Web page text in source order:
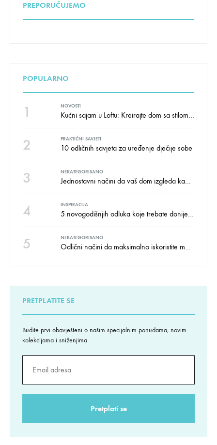
PREPORUČUJEMO
POPULARNO
1 NOVOSTI
Kućni sajam u Loftu: Kreirajte dom sa stilom i udobnošću uz velike uštede!
2 PRAKTIČNI SAVJETI
10 odličnih savjeta za uređenje dječije sobe
3 NEKATEGORISANO
Jednostavni načini da vaš dom izgleda kao salon namještaja
4 INSPIRACIJA
5 novogodišnjih odluka koje trebate donijeti u vezi izgleda doma
5 NEKATEGORISANO
Odlični načini da maksimalno iskoristite male prostore
PRETPLATITE SE
Budite prvi obavješteni o našim specijalnim ponudama, novim
kolekcijama i sniženjima.